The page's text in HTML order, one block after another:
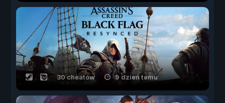
30 cheatów 9 dzień temu